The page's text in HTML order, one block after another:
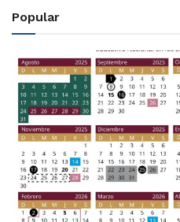
Popular